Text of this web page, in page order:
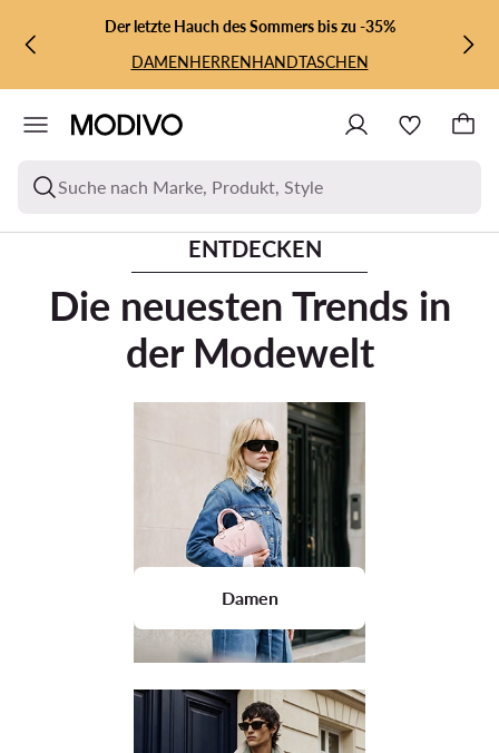
ZUM HAUPTINHALT SPRINGEN
ZUR SUCHEDer letzte Hauch des Sommers bis zu -35%
DAMENHERRENHANDTASCHEN
Suche nach Marke, Produkt, Style
ENTDECKEN
Die neuesten Trends in
der Modewelt
Damen